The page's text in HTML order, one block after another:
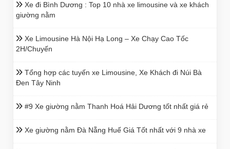
Xe đi Bình Dương : Top 10 nhà xe limousine và xe khách
giường nằm
Xe Limousine Hà Nội Hạ Long – Xe Chạy Cao Tốc
2H/Chuyến
Tổng hợp các tuyến xe Limousine, Xe Khách đi Núi Bà
Đen Tây Ninh
#9 Xe giường nằm Thanh Hoá Hải Dương tốt nhất giá rẻ
Xe giường nằm Đà Nẵng Huế Giá Tốt nhất với 9 nhà xe